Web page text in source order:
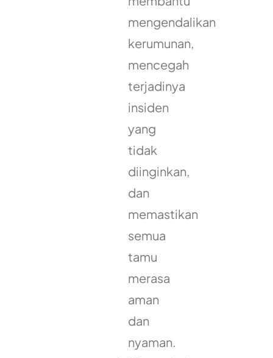
mengendalikan
kerumunan,
mencegah
terjadinya
insiden
yang
tidak
diinginkan,
dan
memastikan
semua
tamu
merasa
aman
dan
nyaman.